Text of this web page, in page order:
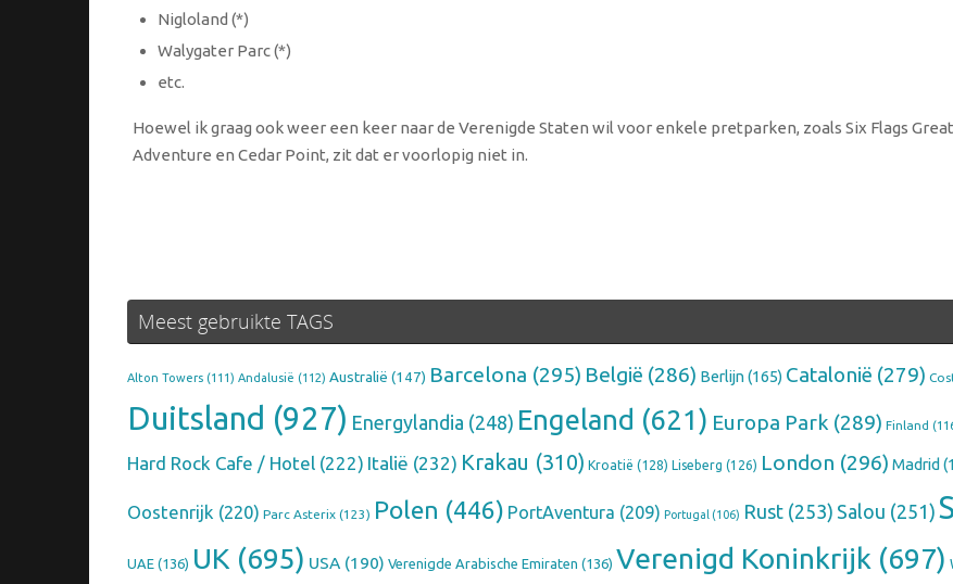
Nigloland (*)
Walygater Parc (*)
etc.
Hoewel ik graag ook weer een keer naar de Verenigde Staten wil voor enkele pretparken, zoals Six Flags Great
Adventure en Cedar Point, zit dat er voorlopig niet in.
Meest gebruikte TAGS
Alton Towers (111) Andalusië (112) Australië (147) Barcelona (295) België (286) Berlijn(165) Catalonië (279)
Duitsland (927) Energylandia (248) Engeland (621) Europa Park (289) Finland
Hard Rock Cafe / Hotel (222) Italië (232) Krakau (310) Kroatië (128) Liseberg (126) London (296) Madrid
Oostenrijk (220) Parc Asterix (123) Polen (446) PortAventura (209) Portugal (106) Rust (253) Salou (251)
UAE (136) UK (695) USA (190) Verenigde Arabische Emiraten (136) Verenigd Koninkrijk (697)